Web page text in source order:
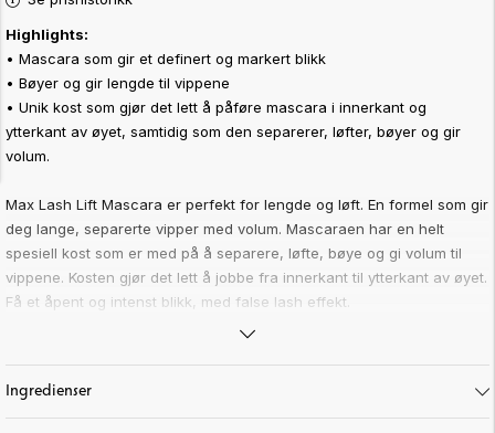
Highlights:
• Mascara som gir et definert og markert blikk
• Bøyer og gir lengde til vippene
• Unik kost som gjør det lett å påføre mascara i innerkant og
ytterkant av øyet, samtidig som den separerer, løfter, bøyer og gir
volum.
Max Lash Lift Mascara er perfekt for lengde og løft. En formel som gir
deg lange, separerte vipper med volum. Mascaraen har en helt
spesiell kost som er med på å separere, løfte, bøye og gi volum til
vippene. Kosten gjør det lett å jobbe fra innerkant til ytterkant av øyet.
Få et åpent og intenst blikk, med false lash effekt.
å påføre pudder under øynene der maskaraen treffer for å forhindre
dette.
Ingredienser